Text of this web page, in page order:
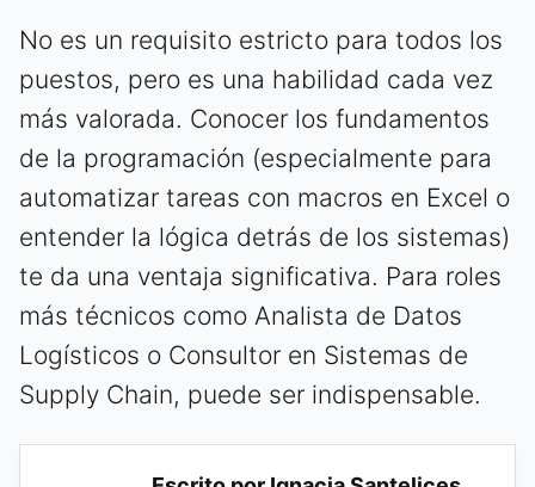
No es un requisito estricto para todos los
puestos, pero es una habilidad cada vez
más valorada. Conocer los fundamentos
de la programación (especialmente para
automatizar tareas con macros en Excel o
entender la lógica detrás de los sistemas)
te da una ventaja significativa. Para roles
más técnicos como Analista de Datos
Logísticos o Consultor en Sistemas de
Supply Chain, puede ser indispensable.